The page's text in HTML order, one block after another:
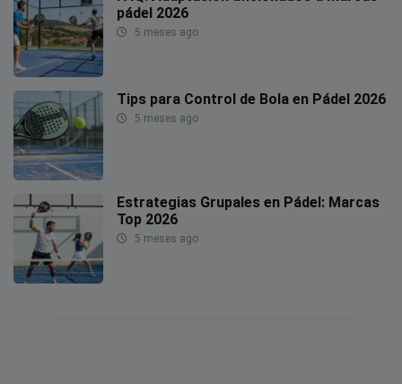
pádel 2026
5 meses ago
Tips para Control de Bola en Pádel 2026
5 meses ago
Estrategias Grupales en Pádel: Marcas
Top 2026
5 meses ago